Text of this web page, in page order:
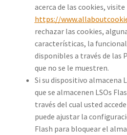
acerca de las cookies, visite
https://
rechazar las cookies,
características, la
disponibles a través de las
que no se le muestren.
Si su dispositivo almacena
que se almacenen LSOs
través del cual usted
puede ajustar la
Flash para bloquear el